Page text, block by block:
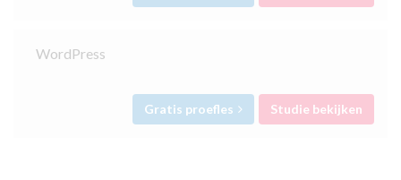
WordPress
Gratis proefles Studie bekijken